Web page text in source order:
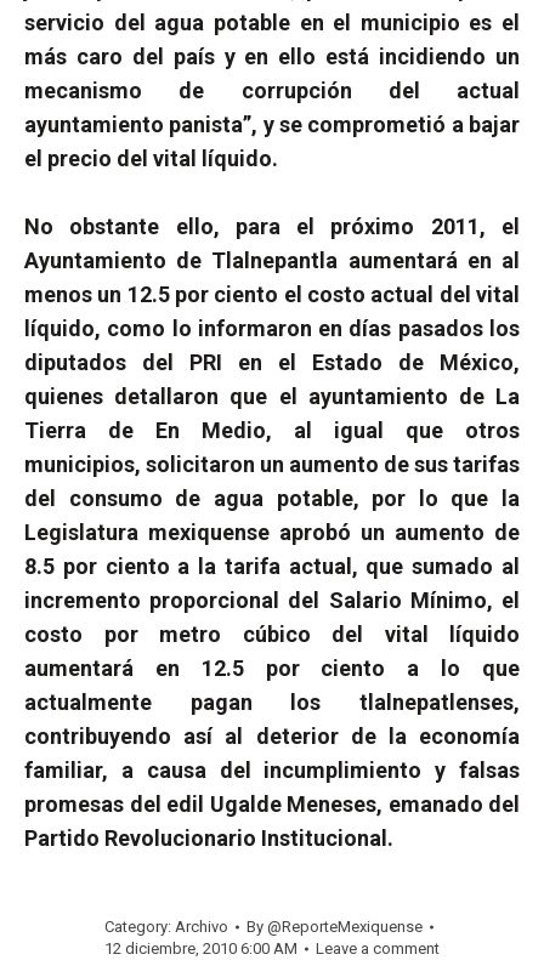
servicio del agua potable en el municipio es el
más caro del país y en ello está incidiendo un
mecanismo de corrupción del actual
ayuntamiento panista”, y se comprometió a bajar
el precio del vital líquido.
No obstante ello, para el próximo 2011, el
Ayuntamiento de Tlalnepantla aumentará en al
menos un 12.5 por ciento el costo actual del vital
líquido, como lo informaron en días pasados los
diputados del PRI en el Estado de México,
quienes detallaron que el ayuntamiento de La
Tierra de En Medio, al igual que otros
municipios, solicitaron un aumento de sus tarifas
del consumo de agua potable, por lo que la
Legislatura mexiquense aprobó un aumento de
8.5 por ciento a la tarifa actual, que sumado al
incremento proporcional del Salario Mínimo, el
costo por metro cúbico del vital líquido
aumentará en 12.5 por ciento a lo que
actualmente pagan los tlalnepatlenses,
contribuyendo así al deterior de la economía
familiar, a causa del incumplimiento y falsas
promesas del edil Ugalde Meneses, emanado del
Partido Revolucionario Institucional.
Category: Archivo By @ReporteMexiquense
12 diciembre, 2010 6:00 AM
Leave a comment